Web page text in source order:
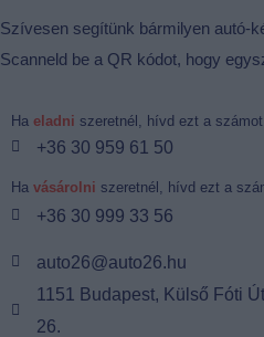
Szívesen segítünk bármilyen autó-
Scanneld be a QR kódot, hogy
Ha eladni szeretnél, hívd ezt a
+36 30 959 61 50
Ha vásárolni szeretnél, hívd ezt a
+36 30 999 33 56
auto26@auto26.hu
1151 Budapest, Külső Fóti Út
26.